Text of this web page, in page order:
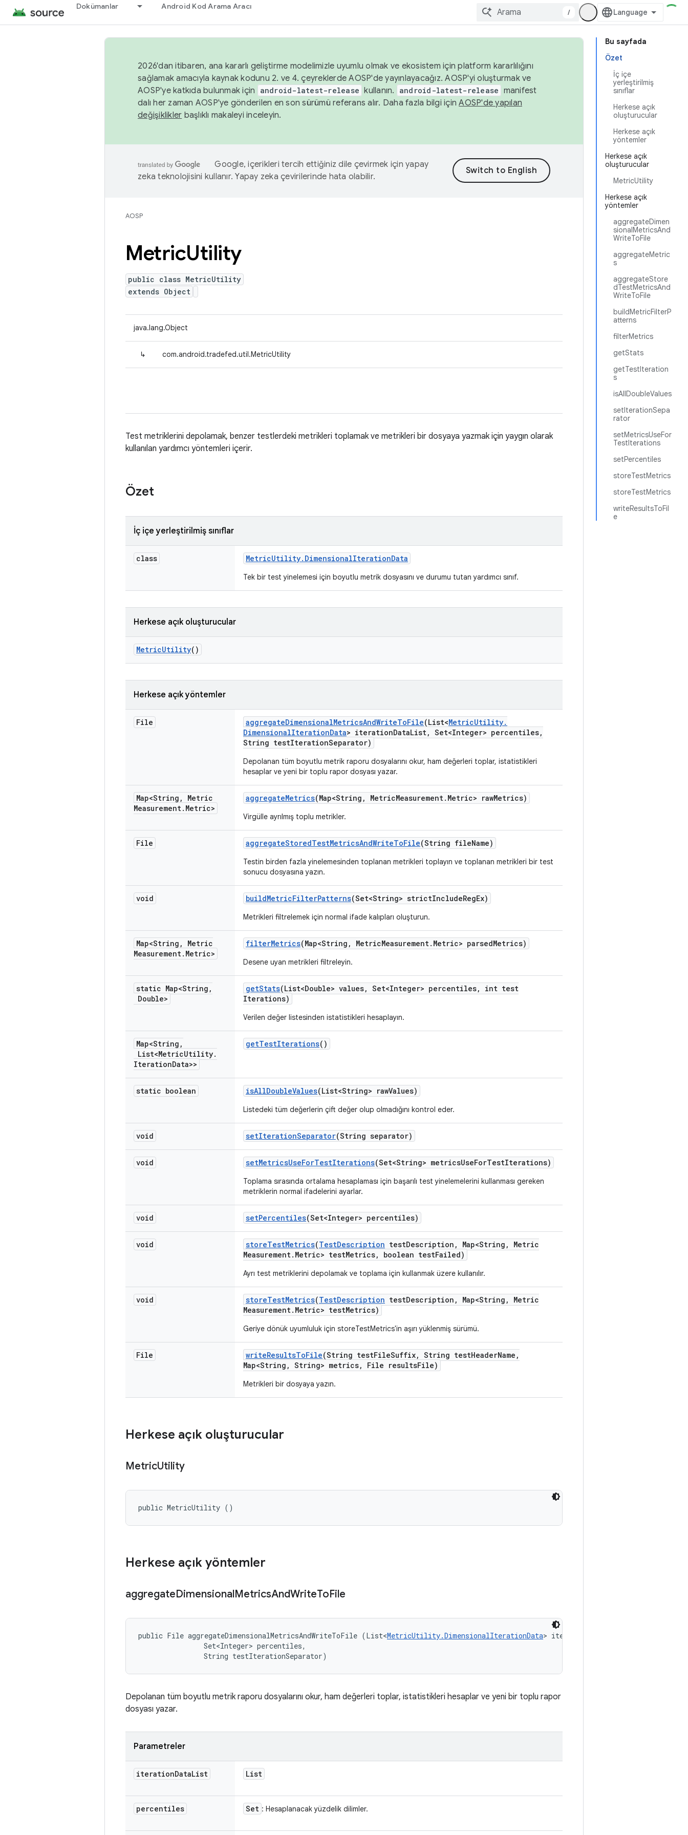
Dokümanlar Android Kod Arama Aracı
/
Bu sayfada
Özet
İç içe
yerleştirilmiş
sınıflar
Herkese açık
oluşturucular
Herkese açık
yöntemler
Herkese açık
oluşturucular
MetricUtility
Herkese açık
yöntemler
aggregateDimen
sionalMetricsAnd
WriteToFile
aggregateMetric
s
aggregateStore
dTestMetricsAnd
WriteToFile
buildMetricFilterP
atterns
filterMetrics
getStats
getTestIteration
s
isAllDoubleValues
setIterationSepa
rator
setMetricsUseFor
TestIterations
setPercentiles
storeTestMetrics
storeTestMetrics
writeResultsToFil
e
2026'dan itibaren, ana kararlı geliştirme modelimizle uyumlu olmak ve ekosistem için platform kararlılığını
sağlamak amacıyla kaynak kodunu 2. ve 4. çeyreklerde AOSP'de yayınlayacağız. AOSP'yi oluşturmak ve
AOSP'ye katkıda bulunmak için
android-latest-release kullanın. android-latest-release manifest
dalı her zaman AOSP'ye gönderilen en son sürümü referans alır. Daha fazla bilgi içinAOSP'de yapılan
değişiklikler başlıklı makaleyi inceleyin.
Google, içerikleri tercih ettiğiniz dile çevirmek için yapay
zeka teknolojisini kullanır. Yapay zeka çevirilerinde hata olabilir.
AOSP
MetricUtility
public class MetricUtility
extends Object
java.lang.Object
↳ com.android.tradefed.util.MetricUtility
Test metriklerini depolamak, benzer testlerdeki metrikleri toplamak ve metrikleri bir dosyaya yazmak için yaygın olarak
kullanılan yardımcı yöntemleri içerir.
Özet
İç içe yerleştirilmiş sınıflar
class MetricUtility. DimensionalIterationData
Tek bir test yinelemesi için boyutlu metrik dosyasını ve durumu tutan yardımcı sınıf.
Herkese açık oluşturucular
MetricUtility()
Herkese açık yöntemler
File aggregateDimensionalMetricsAndWriteToFile(List<MetricUtility.
DimensionalIterationData> iterationDataList, Set<Integer> percentiles,
String testIterationSeparator)
Depolanan tüm boyutlu metrik raporu dosyalarını okur, ham değerleri toplar, istatistikleri
hesaplar ve yeni bir toplu rapor dosyası yazar.
Map<String ,
Metric
Measurement. Metric>
aggregateMetrics(Map<String , MetricMeasurement. Metric> rawMetrics)
Virgülle ayrılmış toplu metrikler.
File aggregateStoredTestMetricsAndWriteToFile(String fileName)
Testin birden fazla yinelemesinden toplanan metrikleri toplayın ve toplanan metrikleri bir test
sonucu dosyasına yazın.
void buildMetricFilterPatterns(Set<String> strictIncludeRegEx)
Metrikleri filtrelemek için normal ifade kalıpları oluşturun.
Map<String ,
Metric
Measurement. Metric>
filterMetrics(Map<String , MetricMeasurement. Metric> parsedMetrics)
Desene uyan metrikleri filtreleyin.
static Map<String ,
Double>
getStats(List<Double> values, Set<Integer> percentiles,
int test
Iterations)
Verilen değer listesinden istatistikleri hesaplayın.
Map<String ,
List<MetricUtility.
IterationData>>
getTestIterations()
static boolean isAllDoubleValues(List<String> rawValues)
Listedeki tüm değerlerin çift değer olup olmadığını kontrol eder.
void setIterationSeparator(String separator)
void setMetricsUseForTestIterations(Set<String> metricsUseForTestIterations)
Toplama sırasında ortalama hesaplaması için başarılı test yinelemelerini kullanması gereken
metriklerin normal ifadelerini ayarlar.
void setPercentiles(Set<Integer> percentiles)
void storeTestMetrics(TestDescription testDescription , Map<String ,
Metric
Measurement. Metric> testMetrics, boolean testFailed)
Ayrı test metriklerini depolamak ve toplama için kullanmak üzere kullanılır.
void storeTestMetrics(TestDescription testDescription , Map<String ,
Metric
Measurement. Metric> testMetrics)
Geriye dönük uyumluluk için storeTestMetrics'in aşırı yüklenmiş sürümü.
File writeResultsToFile(String testFileSuffix, String testHeaderName ,
Map<String , String> metrics, File resultsFile)
Metrikleri bir dosyaya yazın.
Herkese açık oluşturucular
MetricUtility
public MetricUtility ()
Herkese açık yöntemler
aggregateDimensionalMetricsAndWriteToFile
public File aggregateDimensionalMetricsAndWriteToFile (List<MetricUtility.DimensionalIterationData> iterationDataList,
                Set<Integer> percentiles,
                String testIterationSeparator)
Depolanan tüm boyutlu metrik raporu dosyalarını okur, ham değerleri toplar, istatistikleri hesaplar ve yeni bir toplu rapor
dosyası yazar.
Parametreler
iterationDataList List
percentiles Set : Hesaplanacak yüzdelik dilimler.